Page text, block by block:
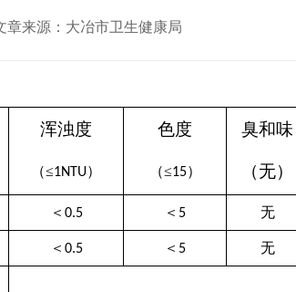
来源：大冶市卫生健康局
浑浊度
（≤1NTU）
色度
（≤15）
臭和味
（无）
＜ 0.5 ＜ 5 无
＜ 0.5 ＜ 5 无